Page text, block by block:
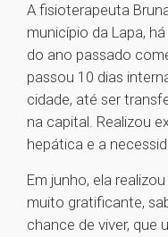
A fisioterapeuta
município da Lapa,
do ano passado
passou 10 dias
cidade, até ser
na capital. Realizou
hepática e a
Em junho, ela
muito gratificante,
chance de viver, que